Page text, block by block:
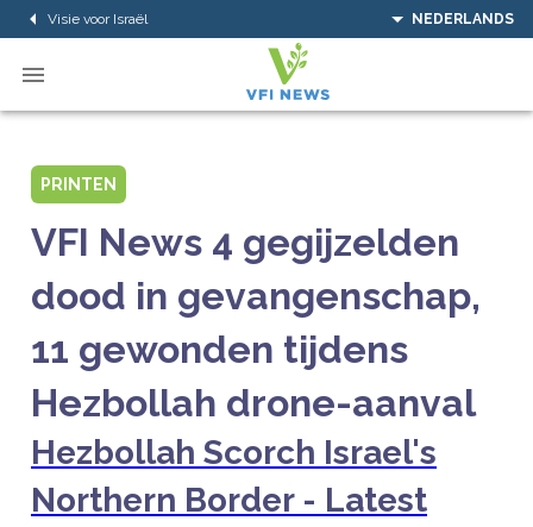
Visie voor Israël NEDERLANDS
PRINTEN
VFI News 4 gegijzelden
dood in gevangenschap,
11 gewonden tijdens
Hezbollah drone-aanval
Hezbollah Scorch Israel's
Northern Border - Latest